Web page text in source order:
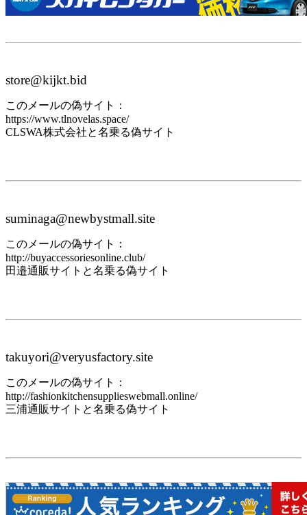
store@kijkt.bid
このメールの偽サイト：
https://www.tlnovelas.space/
CLSWA株式会社と名乗る偽サイト
suminaga@newbystmall.site
このメールの偽サイト：
http://buyaccessoriesonline.club/
田邉通販サイトと名乗る偽サイト
takuyori@veryusfactory.site
このメールの偽サイト：
http://fashionkitchensupplieswebmall.online/
三浦通販サイトと名乗る偽サイト